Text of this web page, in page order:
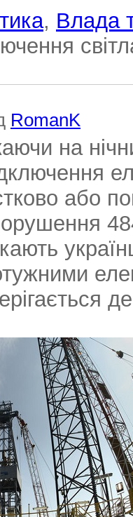
, Влада
RomanK
на
або